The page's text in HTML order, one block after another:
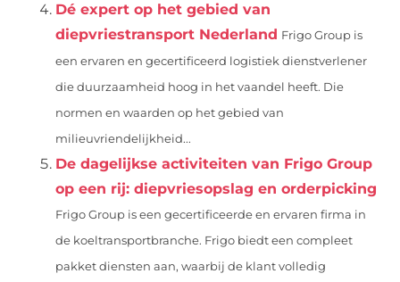
Dé expert op het gebied van
diepvriestransport Nederland Frigo Group is
een ervaren en gecertificeerd logistiek dienstverlener
die duurzaamheid hoog in het vaandel heeft. Die
normen en waarden op het gebied van
milieuvriendelijkheid...
De dagelijkse activiteiten van Frigo Group
op een rij: diepvriesopslag en orderpicking
Frigo Group is een gecertificeerde en ervaren firma in
de koeltransportbranche. Frigo biedt een compleet
pakket diensten aan, waarbij de klant volledig